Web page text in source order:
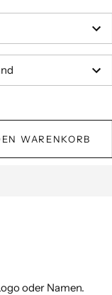
WARENKORB
oder Namen.